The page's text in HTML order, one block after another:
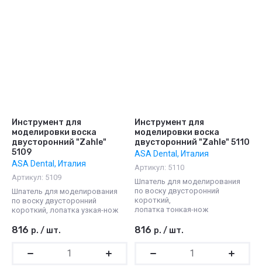
Инструмент для
моделировки воска
двусторонний "Zahle"
5109
ASA Dental, Италия
Артикул: 5109
Шпатель для моделирования
по воску двусторонний
короткий, лопатка узкая-нож
816 р. / шт.
Инструмент для
моделировки воска
двусторонний "Zahle" 5110
ASA Dental, Италия
Артикул: 5110
Шпатель для моделирования
по воску двусторонний
короткий,
лопатка тонкая-нож
816 р. / шт.